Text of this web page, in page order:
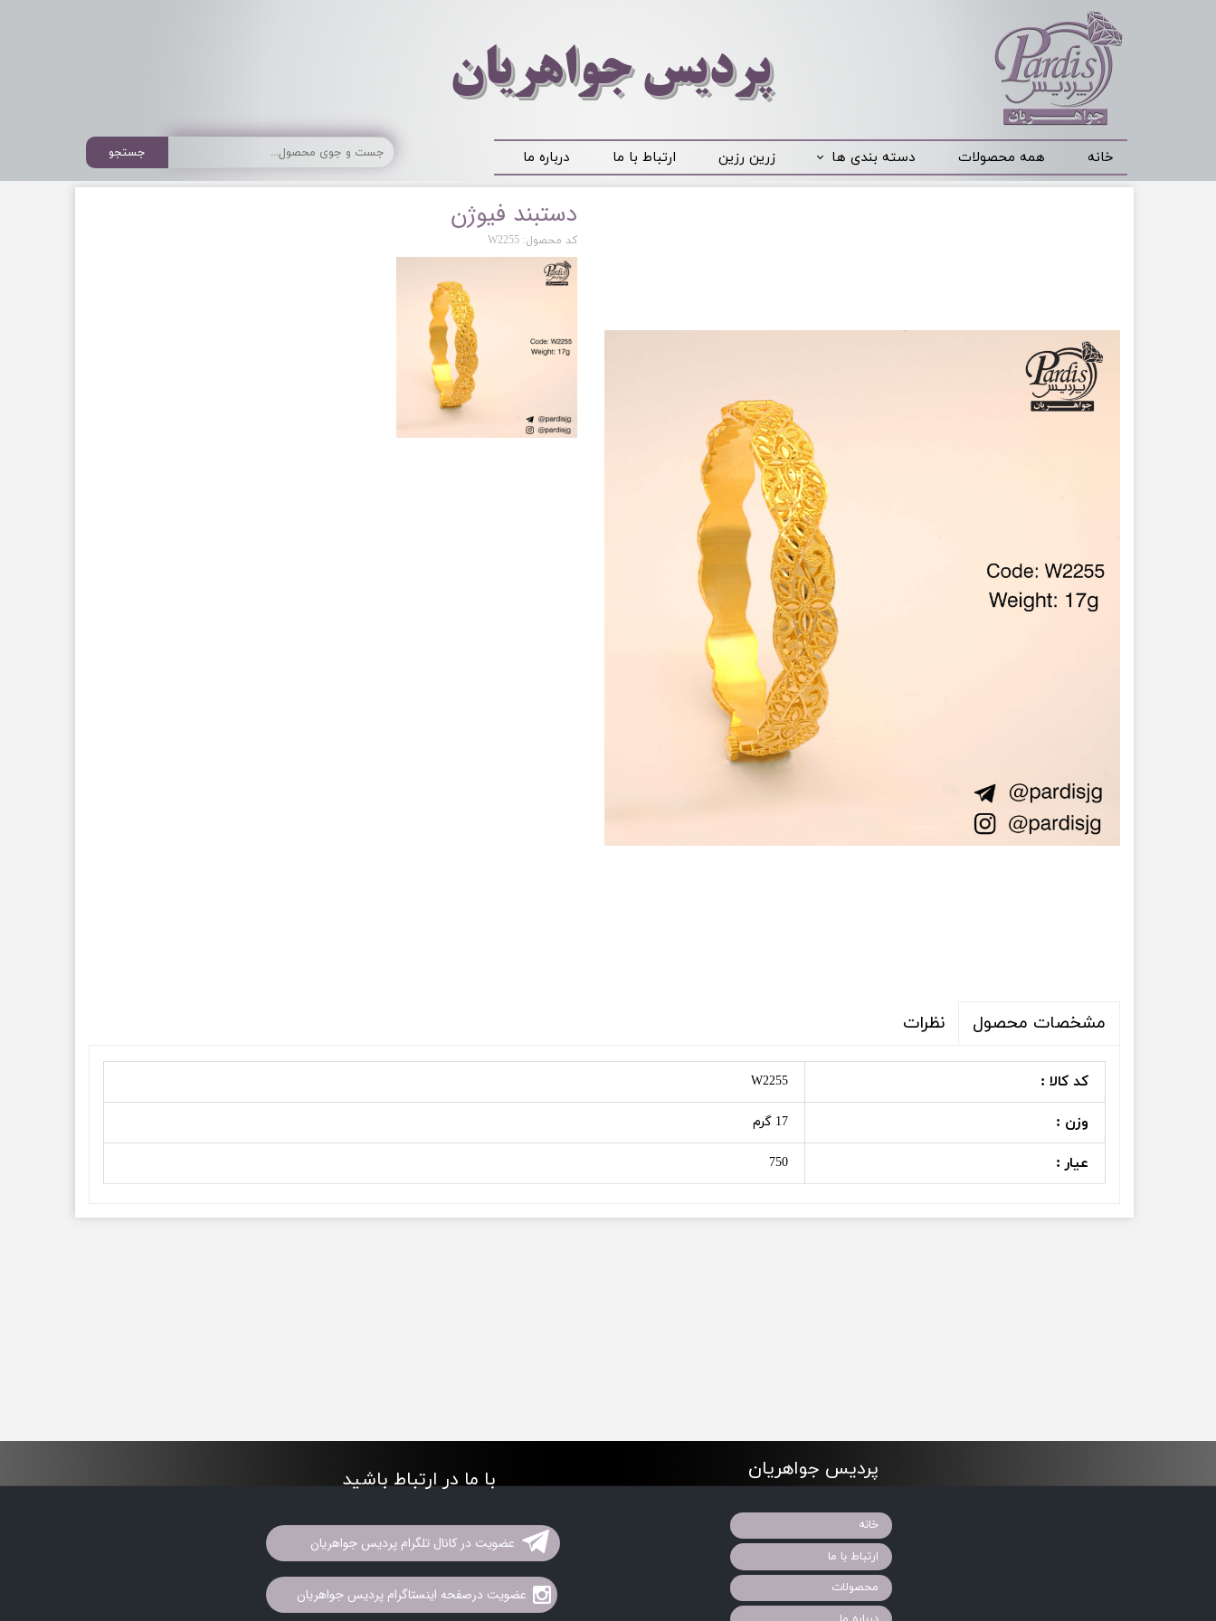
خانه همه محصولات دسته بندی ها زرین رزین ارتباط با ما درباره ما
​​​​پردیس جواهریان
جستجو
دستبند فیوژن
کد محصول: W2255
مشخصات محصول نظرات
کد کالا : W2255
وزن : 17 گرم
عیار : 750
پردیس جواهریان
خانه
ارتباط با ما
محصولات
با ما در ارتباط باشید
عضویت در کانال تلگرام پردیس جواهریان
عضویت درصفحه اینستاگرام پردیس جواهریان